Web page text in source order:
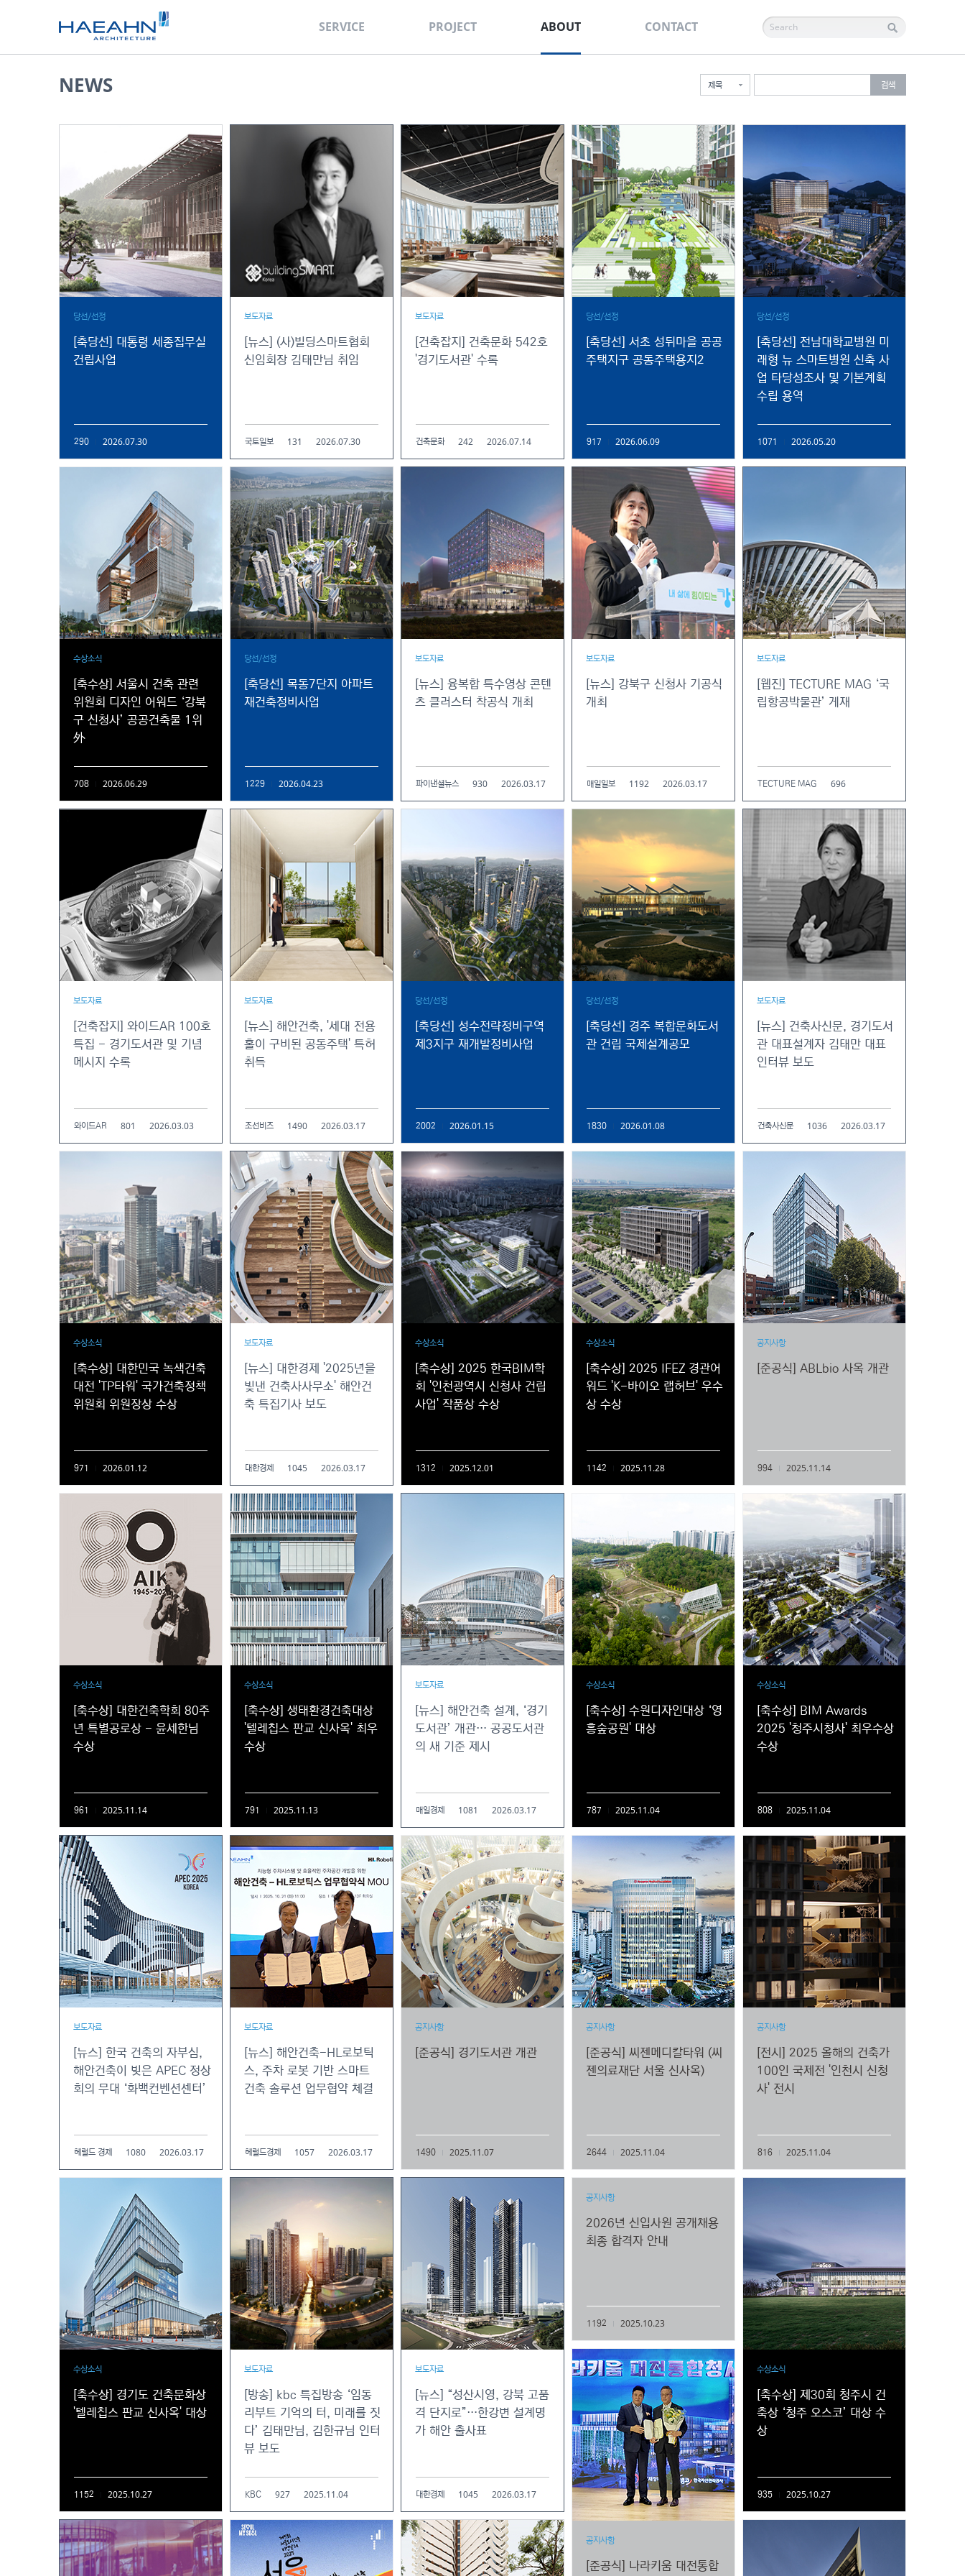
SERVICE PROJECT ABOUT CONTACT
NEWS 제목 검색
당선/선정
[축당선] 대통령 세종집무실
건립사업
290 2026.07.30
보도자료
[뉴스] (사)빌딩스마트협회
신임회장 김태만님 취임
국토일보 131 2026.07.30
보도자료
[건축잡지] 건축문화 542호
'경기도서관' 수록
건축문화 242 2026.07.14
당선/선정
[축당선] 서초 성뒤마을 공공
주택지구 공동주택용지2
917 2026.06.09
당선/선정
[축당선] 전남대학교병원 미
래형 뉴 스마트병원 신축 사
업 타당성조사 및 기본계획
수립 용역
1071 2026.05.20
수상소식
[축수상] 서울시 건축 관련
위원회 디자인 어워드 ‘강북
구 신청사’ 공공건축물 1위
外
708 2026.06.29
당선/선정
[축당선] 목동7단지 아파트
재건축정비사업
1229 2026.04.23
보도자료
[뉴스] 융복합 특수영상 콘텐
츠 클러스터 착공식 개최
파이낸셜뉴스 930 2026.03.17
보도자료
[뉴스] 강북구 신청사 기공식
개최
매일일보 1192 2026.03.17
보도자료
[웹진] TECTURE MAG ‘국
립항공박물관’ 게재
TECTURE MAG 696
보도자료
[건축잡지] 와이드AR 100호
특집 - 경기도서관 및 기념
메시지 수록
와이드AR 801 2026.03.03
보도자료
[뉴스] 해안건축, '세대 전용
홀이 구비된 공동주택' 특허
취득
조선비즈 1490 2026.03.17
당선/선정
[축당선] 성수전략정비구역
제3지구 재개발정비사업
2002 2026.01.15
당선/선정
[축당선] 경주 복합문화도서
관 건립 국제설계공모
1830 2026.01.08
보도자료
[뉴스] 건축사신문, 경기도서
관 대표설계자 김태만 대표
인터뷰 보도
건축사신문 1036 2026.03.17
수상소식
[축수상] 대한민국 녹색건축
대전 'TP타워' 국가건축정책
위원회 위원장상 수상
971 2026.01.12
보도자료
[뉴스] 대한경제 '2025년을
빛낸 건축사사무소' 해안건
축 특집기사 보도
대한경제 1045 2026.03.17
수상소식
[축수상] 2025 한국BIM학
회 '인천광역시 신청사 건립
사업' 작품상 수상
1312 2025.12.01
수상소식
[축수상] 2025 IFEZ 경관어
워드 'K-바이오 랩허브' 우수
상 수상
1142 2025.11.28
공지사항
[준공식] ABLbio 사옥 개관
994 2025.11.14
수상소식
[축수상] 대한건축학회 80주
년 특별공로상 - 윤세한님
수상
961 2025.11.14
수상소식
[축수상] 생태환경건축대상
'텔레칩스 판교 신사옥' 최우
수상
791 2025.11.13
보도자료
[뉴스] 해안건축 설계, ‘경기
도서관’ 개관… 공공도서관
의 새 기준 제시
매일경제 1081 2026.03.17
수상소식
[축수상] 수원디자인대상 ‘영
흥숲공원' 대상
787 2025.11.04
수상소식
[축수상] BIM Awards
2025 '청주시청사' 최우수상
수상
808 2025.11.04
보도자료
[뉴스] 한국 건축의 자부심,
해안건축이 빚은 APEC 정상
회의 무대 ‘화백컨벤션센터’
헤럴드 경제 1080 2026.03.17
보도자료
[뉴스] 해안건축-HL로보틱
스, 주차 로봇 기반 스마트
건축 솔루션 업무협약 체결
헤럴드경제 1057 2026.03.17
공지사항
[준공식] 경기도서관 개관
1490 2025.11.07
공지사항
[준공식] 씨젠메디칼타워 (씨
젠의료재단 서울 신사옥)
2644 2025.11.04
공지사항
[전시] 2025 올해의 건축가
100인 국제전 '인천시 신청
사' 전시
816 2025.11.04
수상소식
[축수상] 경기도 건축문화상
'텔레칩스 판교 신사옥' 대상
1152 2025.10.27
보도자료
[방송] kbc 특집방송 ‘임동
리부트 기억의 터, 미래를 짓
다’ 김태만님, 김한규님 인터
뷰 보도
KBC 927 2025.11.04
보도자료
[뉴스] “성산시영, 강북 고품
격 단지로”…한강변 설계명
가 해안 출사표
대한경제 1045 2026.03.17
공지사항
2026년 신입사원 공개채용
최종 합격자 안내
1192 2025.10.23
수상소식
[축수상] 제30회 청주시 건
축상 ‘청주 오스코’ 대상 수
상
935 2025.10.27
공지사항
[준공식] 나라키움 대전통합